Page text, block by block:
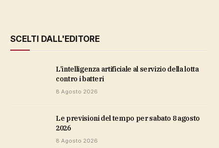
SCELTI DALL'EDITORE
L’intelligenza artificiale al servizio della lotta
contro i batteri
8 Agosto 2026
Le previsioni del tempo per sabato 8 agosto
2026
8 Agosto 2026